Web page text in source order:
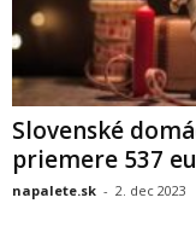
Slovenské
priemere 537
napalete.sk - 2. dec 2023